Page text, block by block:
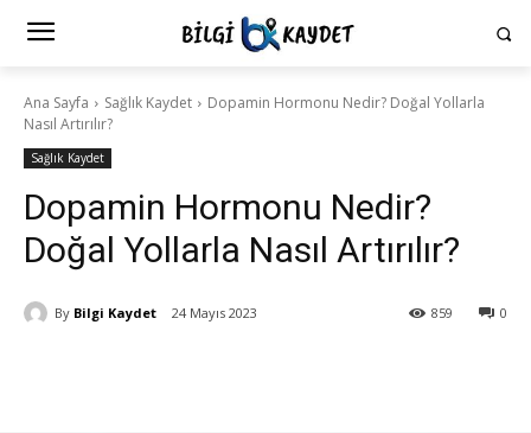
Ana Sayfa Sağlık Kaydet
Dopamin Hormonu Nedir? Doğal Yollarla
Nasıl Artırılır?
Sağlık Kaydet
Dopamin Hormonu Nedir?
Doğal Yollarla Nasıl Artırılır?
By Bilgi Kaydet 24 Mayıs 2023 0
859